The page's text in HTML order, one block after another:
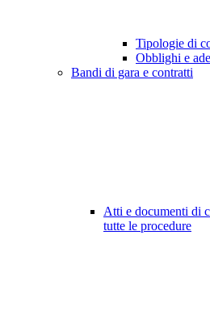
Tipologie di
Obblighi e
Bandi di gara e contratti
Atti e documenti di
tutte le procedure